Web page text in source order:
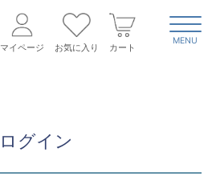
マイページ お気に入り カート
MENU
ログイン